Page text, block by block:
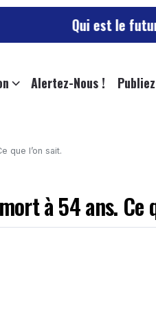
Qui est le futur patron
Alertez-Nous !
que l’on sait.
à 54 ans. Ce